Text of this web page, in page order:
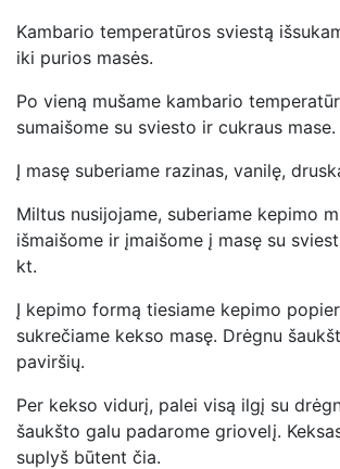
Kambario temperatūros sviestą
iki purios masės.
Po vieną mušame kambario
sumaišome su sviesto ir cukraus mase.
Į masę suberiame razinas, vanilę,
Miltus nusijojame, suberiame kepimo
išmaišome ir įmaišome į masę su
kt.
Į kepimo formą tiesiame kepimo
sukrečiame kekso masę. Drėgnu
paviršių.
Per kekso vidurį, palei visą ilgį su
šaukšto galu padarome griovelį.
suplyš būtent čia.